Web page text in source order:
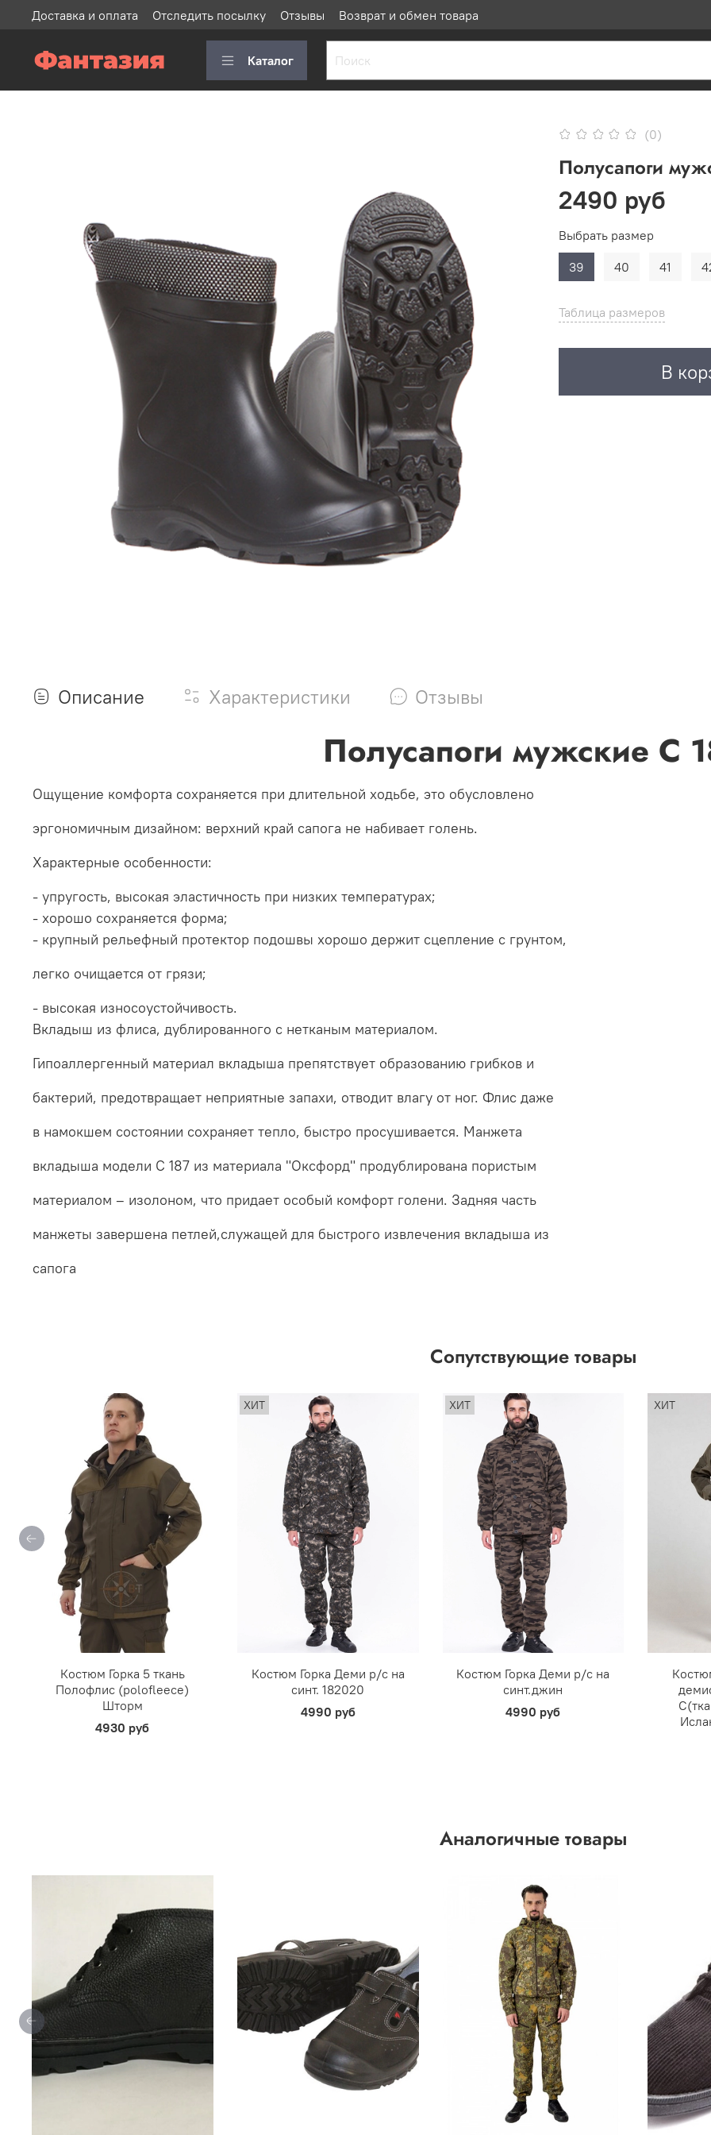
Доставка и оплата Отследить посылку Отзывы Возврат и обмен товара
Каталог
(0)
Полусапоги
2490 руб
Таблица размеров
В
Выбрать размер
39
40 41
Описание Характеристики Отзывы
Полусапоги мужские С
Ощущение комфорта сохраняется при длительной ходьбе, это обусловлено
эргономичным дизайном: верхний край сапога не набивает голень.
Характерные особенности:
- упругость, высокая эластичность при низких температурах;
- хорошо сохраняется форма;
- крупный рельефный протектор подошвы хорошо держит сцепление с грунтом,
легко очищается от грязи;
- высокая износоустойчивость.
Вкладыш из флиса, дублированного с нетканым материалом.
Гипоаллергенный материал вкладыша препятствует образованию грибков и
бактерий, предотвращает неприятные запахи, отводит влагу от ног. Флис даже
в намокшем состоянии сохраняет тепло, быстро просушивается. Манжета
вкладыша модели С 187 из материала "Оксфорд" продублирована пористым
материалом – изолоном, что придает особый комфорт голени. Задняя часть
манжеты завершена петлей,служащей для быстрого извлечения вкладыша из
сапога
Сопутствующие товары
Костюм Горка 5 ткань
Полофлис (polofleece)
Шторм
4930 руб
ХИТ
Костюм Горка Деми р/c на
синт. 182020
4990 руб
ХИТ
Костюм Горка Деми р/c на
синт.джин
4990 руб
ХИТ
Аналогичные товары